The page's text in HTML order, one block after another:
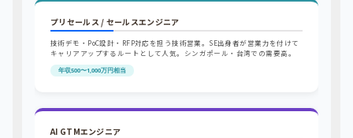
プリセールス / セールスエンジニア
技術デモ・PoC設計・RFP対応を担う技術営業。SE出身者が営業力を付けて
キャリアアップするルートとして人気。シンガポール・台湾での需要高。
年収500〜1,000万円相当
AI GTMエンジニア